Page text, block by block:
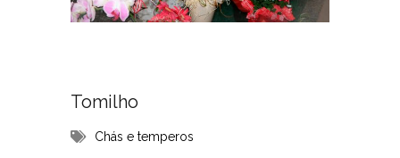
Tomilho
Chás e temperos